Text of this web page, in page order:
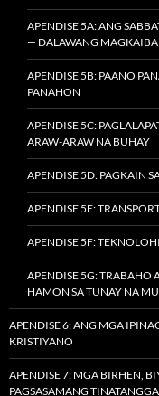
APENDISE 5A: ANG
— DALAWANG
APENDISE 5B: PAANO
PANAHON
APENDISE 5C:
ARAW-ARAW NA BUHAY
APENDISE 5D: PAGKAIN
APENDISE 5E:
APENDISE 5F:
APENDISE 5G: TRABAHO
HAMON SA TUNAY NA
APENDISE 6: ANG MGA
KRISTIYANO
APENDISE 7: MGA BIRHEN,
PAGSASAMANG